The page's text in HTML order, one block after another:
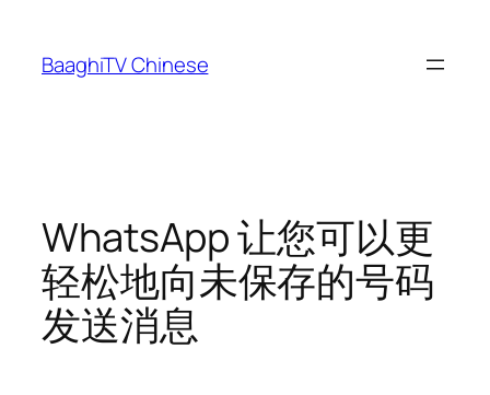
content
BaaghiTV Chinese
WhatsApp 让您可以更
轻松地向未保存的号码
发送消息